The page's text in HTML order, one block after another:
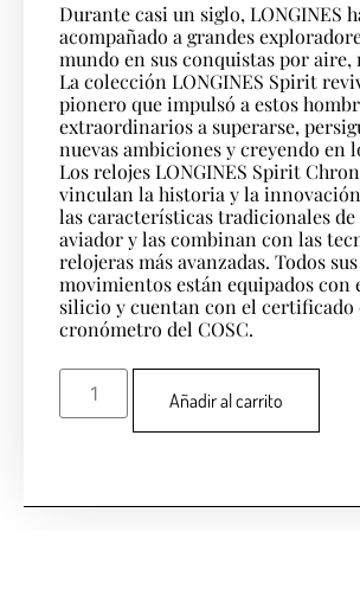
Durante casi un siglo, LONGINES
acompañado a grandes
mundo en sus conquistas por
La colección LONGINES Spirit
pionero que impulsó a estos
extraordinarios a superarse,
nuevas ambiciones y creyendo en
Los relojes LONGINES Spirit
vinculan la historia y la
las características tradicionales de
aviador y las combinan con las
relojeras más avanzadas. Todos sus
movimientos están equipados con
silicio y cuentan con el certificado
cronómetro del COSC.
Añadir al carrito